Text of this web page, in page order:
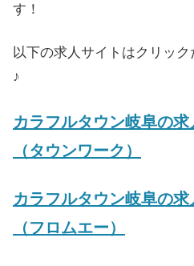
す！
以下の求人サイトはクリッ
♪
カラフルタウン岐阜の求
（タウンワーク）
カラフルタウン岐阜の求
（フロムエー）